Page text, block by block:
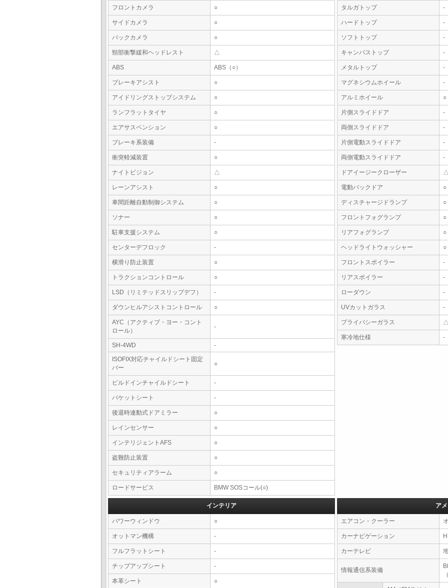
フロントカメラ ○
サイドカメラ ○
バックカメラ ○
頸部衝撃緩和ヘッドレスト △
ABS ABS（○）
ブレーキアシスト ○
アイドリングストップシステム ○
ランフラットタイヤ ○
エアサスペンション ○
ブレーキ系装備 -
衝突軽減装置 ○
ナイトビジョン △
レーンアシスト ○
車間距離自動制御システム ○
ソナー ○
駐車支援システム ○
センターデフロック -
横滑り防止装置 ○
トラクションコントロール ○
LSD（リミテッドスリップデフ） -
ダウンヒルアシストコントロール ○
AYC（アクティブ・ヨー・コント
ロール）
-
SH-4WD
-
ISOFIX対応チャイルドシート固定
バー
○
ビルドインチャイルドシート -
バケットシート -
後退時連動式ドアミラー ○
レインセンサー ○
インテリジェントAFS ○
盗難防止装置 ○
セキュリティアラーム ○
ロードサービス BMW SOSコール(○)
タルガトップ -
ハードトップ -
ソフトトップ -
キャンバストップ -
メタルトップ -
マグネシウムホイール -
アルミホイール ○
片側スライドドア -
両側スライドドア -
片側電動スライドドア -
両側電動スライドドア -
ドアイージークローザー
電動バックドア ○
ディスチャージドランプ ○
フロントフォグランプ ○
リアフォグランプ ○
ヘッドライトウォッシャー ○
フロントスポイラー -
リアスポイラー -
ローダウン -
UVカットガラス -
プライバシーガラス
寒冷地仕様 -
インテリア
パワーウィンドウ ○
オットマン機構 -
フルフラットシート -
チップアップシート -
本革シート ○
ア
エアコン・クーラー
カーナビゲーション
カーテレビ
情報通信系装備